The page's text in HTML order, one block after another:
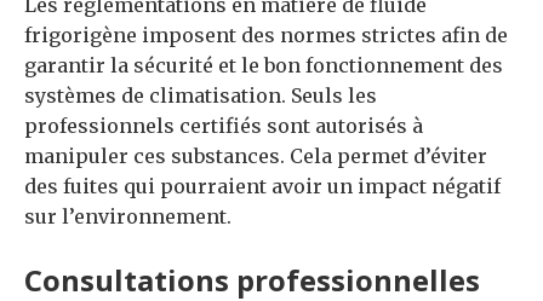
frigorigène imposent des normes strictes afin de
garantir la sécurité et le bon fonctionnement des
systèmes de climatisation. Seuls les
professionnels certifiés sont autorisés à
manipuler ces substances. Cela permet d’éviter
des fuites qui pourraient avoir un impact négatif
sur l’environnement.
Consultations professionnelles